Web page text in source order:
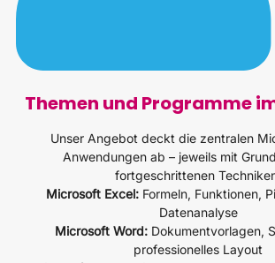
Themen und Programme
Unser Angebot deckt die zentralen
Anwendungen ab – jeweils mit
fortgeschrittenen
Microsoft Excel:Formeln, Funktionen,
Datenanalyse
Microsoft Word: Dokumentvorlagen,
professionelles Layout